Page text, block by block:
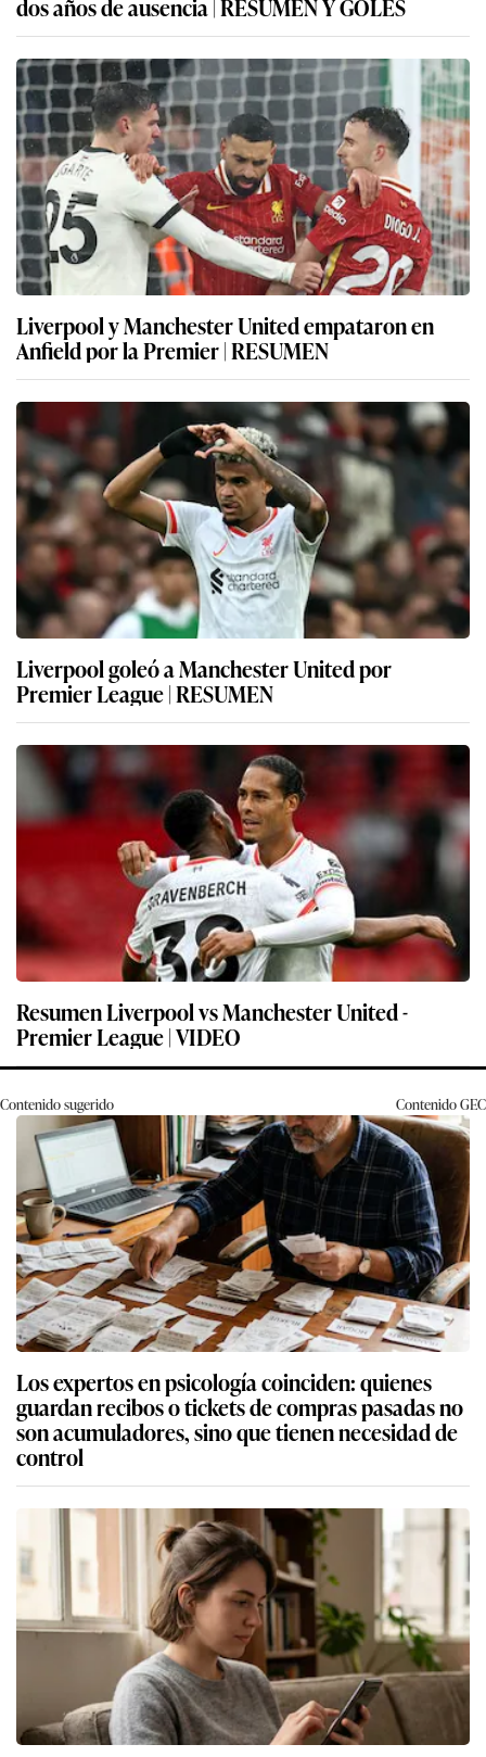
dos años de ausencia | RESUMEN Y GOLES
Liverpool y Manchester United empataron en
Anfield por la Premier | RESUMEN
Liverpool goleó a Manchester United por
Premier League | RESUMEN
Resumen Liverpool vs Manchester United -
Premier League | VIDEO
Contenido sugerido ContenidoGEC
Los expertos en psicología coinciden: quienes
guardan recibos o tickets de compras pasadas no
son acumuladores, sino que tienen necesidad de
control